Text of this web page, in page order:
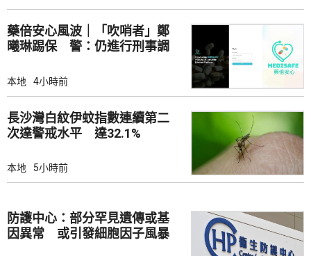
藥倍安心風波｜「吹哨者」鄭
曦琳踢保 警：仍進行刑事調
本地 4小時前
長沙灣白紋伊蚊指數連續第二
次達警戒水平 達32.1%
本地 5小時前
防護中心：部分罕見遺傳或基
因異常 或引發細胞因子風暴